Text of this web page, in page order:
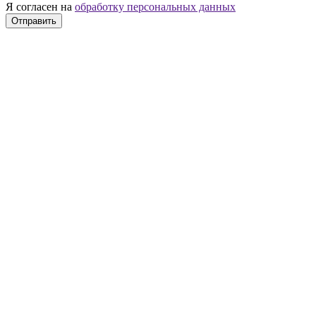
Я согласен на обработку персональных данных